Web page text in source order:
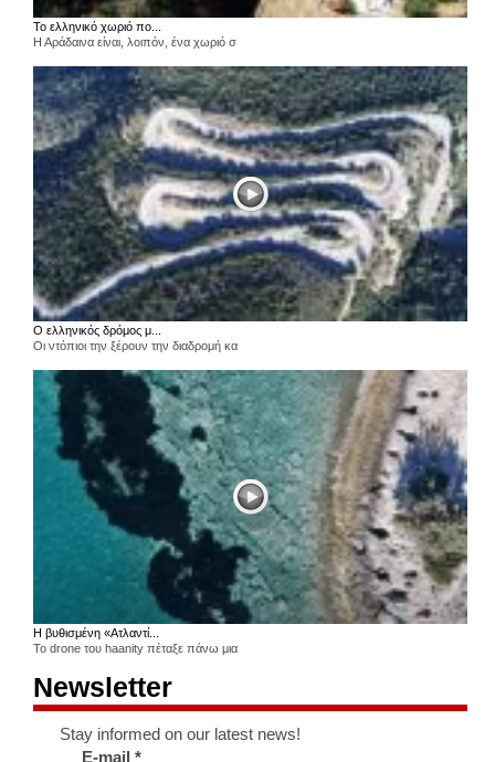
Το ελληνικό χωριό πο...
Η Αράδαινα είναι, λοιπόν, ένα χωριό σ
Ο ελληνικός δρόμος μ...
Οι ντόπιοι την ξέρουν την διαδρομή κα
Η βυθισμένη «Ατλαντί...
Το drone του haanity πέταξε πάνω μια
Newsletter
Stay informed on our latest news!
E-mail*